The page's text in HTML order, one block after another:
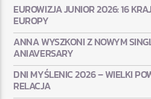
EUROWIZJA JUNIOR 2026: 16
EUROPY
ANNA WYSZKONI Z NOWYM
ANIAVERSARY
DNI MYŚLENIC 2026 – WIELKI
RELACJA